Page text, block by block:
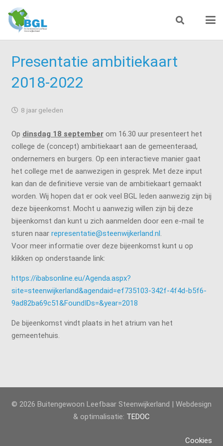
Presentatie ambitiekaart
2018-2022
8 jaar geleden
Op dinsdag 18 septemberom 16.30 uur presenteert het
college de (concept) ambitiekaart aan de gemeenteraad,
ondernemers en burgers. Op een interactieve manier gaat
het college met de aanwezigen in gesprek. Met deze input
kan dan de definitieve versie van de ambitiekaart gemaakt
worden. Wij hopen dat er ook veel BGL leden aanwezig zijn bij
deze bijeenkomst. Mocht u aanwezig willen zijn bij deze
bijeenkomst dan kunt u zich aanmelden door een e-mail te
sturen naar representatie@steenwijkerland.nl
Voor meer informatie over deze bijeenkomst kunt u op
klikken op onderstaande link:
https://ibabsonline.eu/Agenda.aspx?
site=steenwijkerland&agendaid=ef735103-342f-4f4d-b5f6-
9ad82ba69c51&FoundIDs=&year=2018
De bijeenkomst vindt plaats in het atrium van het
gemeentehuis.
© 2026 Buitengewoon Leefbaar Steenwijkerland | Webdesign
& optimalisatie: TEDOC
Cookies